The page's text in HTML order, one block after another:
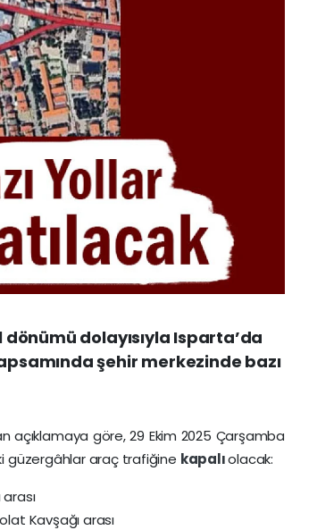
dönümü dolayısıyla Isparta’da
şehir merkezinde bazı
açıklamaya göre, 29 Ekim 2025 Çarşamba
güzergâhlar araç trafiğine kapalıolacak:
Kavşağı arası